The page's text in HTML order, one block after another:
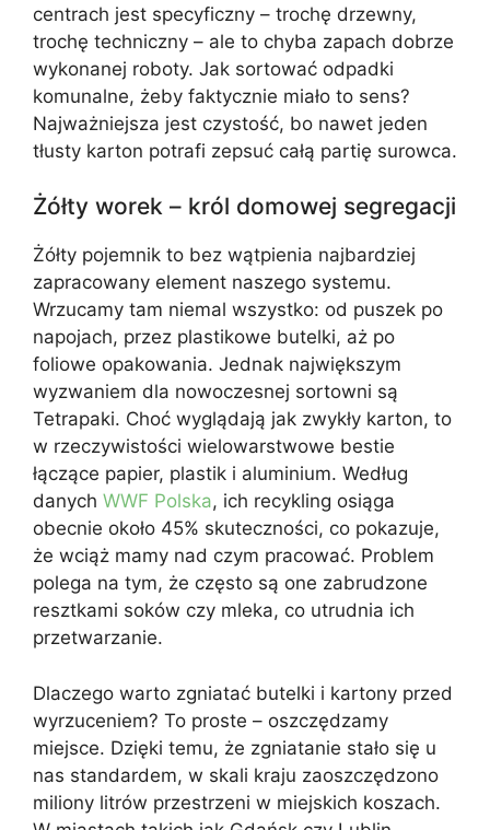
centrach jest specyficzny – trochę drzewny,
trochę techniczny – ale to chyba zapach dobrze
wykonanej roboty. Jak sortować odpadki
komunalne, żeby faktycznie miało to sens?
Najważniejsza jest czystość, bo nawet jeden
tłusty karton potrafi zepsuć całą partię surowca.
Żółty worek – król domowej segregacji
Żółty pojemnik to bez wątpienia najbardziej
zapracowany element naszego systemu.
Wrzucamy tam niemal wszystko: od puszek po
napojach, przez plastikowe butelki, aż po
foliowe opakowania. Jednak największym
wyzwaniem dla nowoczesnej sortowni są
Tetrapaki. Choć wyglądają jak zwykły karton, to
w rzeczywistości wielowarstwowe bestie
łączące papier, plastik i aluminium. Według
danych WWF Polska, ich recykling osiąga
obecnie około 45% skuteczności, co pokazuje,
że wciąż mamy nad czym pracować. Problem
polega na tym, że często są one zabrudzone
resztkami soków czy mleka, co utrudnia ich
przetwarzanie.
Dlaczego warto zgniatać butelki i kartony przed
wyrzuceniem? To proste – oszczędzamy
miejsce. Dzięki temu, że zgniatanie stało się u
nas standardem, w skali kraju zaoszczędzono
miliony litrów przestrzeni w miejskich koszach.